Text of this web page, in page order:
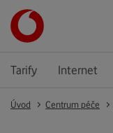
Tarify Internet
Úvod Centrum péče